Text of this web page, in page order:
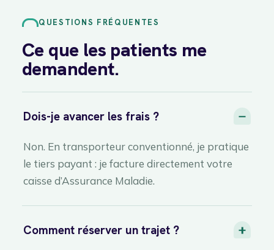
QUESTIONS FRÉQUENTES
Ce que les patients me
demandent.
Dois-je avancer les frais ?
Non. En transporteur conventionné, je pratique
le tiers payant : je facture directement votre
caisse d’Assurance Maladie.
Comment réserver un trajet ?